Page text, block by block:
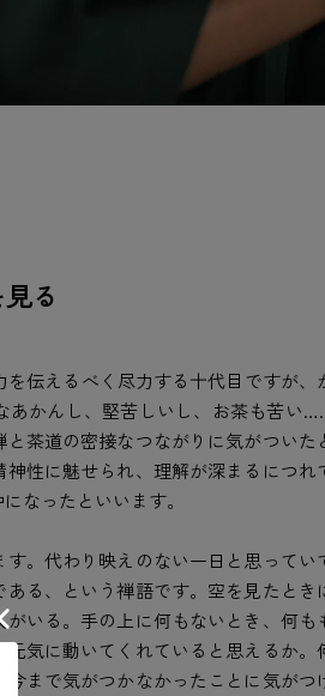
る
伝えるべく尽力する十代目ですが、
あかんし、堅苦しいし、お茶も苦い
と茶道の密接なつながりに気がついた
性に魅せられ、理解が深まるにつれ
なったといいます。
す。代わり映えのない一日と思ってい
る、という禅語です。空を見たとき
いる。手の上に何もないとき、何も
気に動いてくれていると思えるか。
今まで気がつかなかったことに気がつ